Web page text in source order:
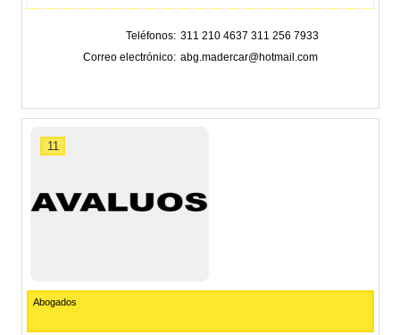
Teléfonos
311 210 4637 311 256 7933
Correo electrónico
abg.madercar@hotmail.com
11
Abogados